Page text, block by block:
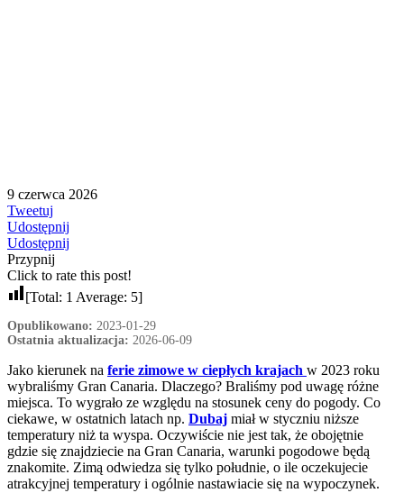
9 czerwca 2026
Tweetuj
Udostępnij
Udostępnij
Przypnij
Click to rate this post!
[Total: 1 Average: 5]
Opublikowano: 2023-01-29
Ostatnia aktualizacja: 2026-06-09
Jako kierunek na ferie zimowe w ciepłych krajach w 2023 roku
wybraliśmy Gran Canaria. Dlaczego? Braliśmy pod uwagę różne
miejsca. To wygrało ze względu na stosunek ceny do pogody. Co
ciekawe, w ostatnich latach np. Dubaj miał w styczniu niższe
temperatury niż ta wyspa. Oczywiście nie jest tak, że obojętnie
gdzie się znajdziecie na Gran Canaria, warunki pogodowe będą
znakomite. Zimą odwiedza się tylko południe, o ile oczekujecie
atrakcyjnej temperatury i ogólnie nastawiacie się na wypoczynek.